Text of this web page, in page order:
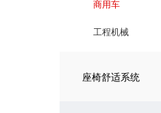
商用车
工程机械
座椅舒适系统